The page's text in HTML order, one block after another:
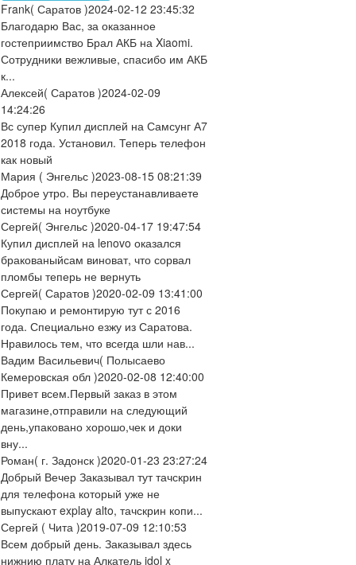
Frank( Саратов )2024-02-12 23:45:32
Благодарю Вас, за оказанное
гостеприимство Брал АКБ на Xiaomi.
Сотрудники вежливые, спасибо им АКБ
к...
Алексей( Саратов )2024-02-09
14:24:26
Вс супер Купил дисплей на Самсунг А7
2018 года. Установил. Теперь телефон
как новый
Мария ( Энгельс )2023-08-15 08:21:39
Доброе утро. Вы переустанавливаете
системы на ноутбуке
Сергей( Энгельс )2020-04-17 19:47:54
Купил дисплей на lenovo оказался
бракованыйсам виноват, что сорвал
пломбы теперь не вернуть
Сергей( Саратов )2020-02-09 13:41:00
Покупаю и ремонтирую тут с 2016
года. Специально езжу из Саратова.
Нравилось тем, что всегда шли нав...
Вадим Васильевич( Полысаево
Кемеровская обл )2020-02-08 12:40:00
Привет всем.Первый заказ в этом
магазине,отправили на следующий
день,упаковано хорошо,чек и доки
вну...
Роман( г. Задонск )2020-01-23 23:27:24
Добрый Вечер Заказывал тут тачскрин
для телефона который уже не
выпускают explay alto, тачскрин копи...
Сергей ( Чита )2019-07-09 12:10:53
Всем добрый день. Заказывал здесь
нижнию плату на Алкатель idol x